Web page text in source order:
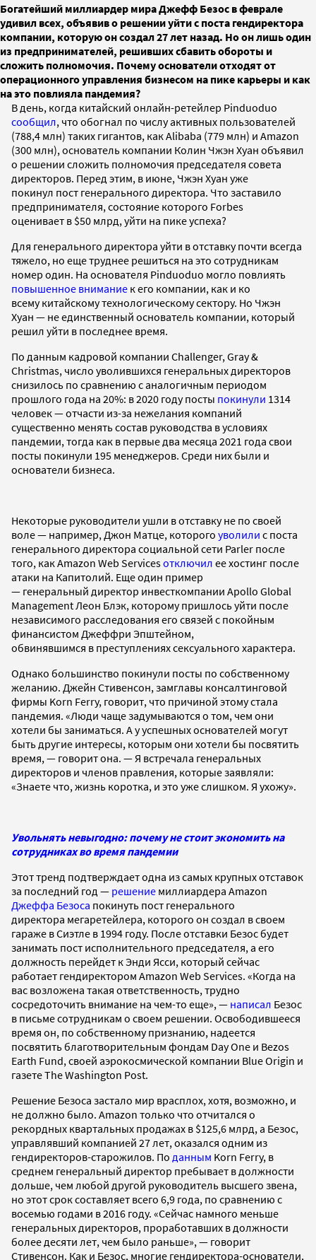
Богатейший миллиардер мира Джефф Безос в феврале
удивил всех, объявив о решении уйти с поста гендиректора
компании, которую он создал 27 лет назад. Но он лишь один
из предпринимателей, решивших сбавить обороты и
сложить полномочия. Почему основатели отходят от
операционного управления бизнесом на пике карьеры и как
на это повлияла пандемия?
В день, когда китайский онлайн-ретейлер Pinduoduo
сообщил, что обогнал по числу активных пользователей
(788,4 млн) таких гигантов, как Alibaba (779 млн) и Amazon
(300 млн), основатель компании Колин Чжэн Хуан объявил
о решении сложить полномочия председателя совета
директоров. Перед этим, в июне, Чжэн Хуан уже
покинул пост генерального директора. Что заставило
предпринимателя, состояние которого Forbes
оценивает в $50 млрд, уйти на пике успеха?
Для генерального директора уйти в отставку почти всегда
тяжело, но еще труднее решиться на это сотрудникам
номер один. На основателя Pinduoduo могло повлиять
повышенное внимание к его компании, как и ко
всему китайскому технологическому сектору. Но Чжэн
Хуан — не единственный основатель компании, который
решил уйти в последнее время.
По данным кадровой компании Challenger, Gray &
Christmas, число уволившихся генеральных директоров
снизилось по сравнению с аналогичным периодом
прошлого года на 20%: в 2020 году посты покинули 1314
человек — отчасти из-за нежелания компаний
существенно менять состав руководства в условиях
пандемии, тогда как в первые два месяца 2021 года свои
посты покинули 195 менеджеров. Среди них были и
основатели бизнеса.
Некоторые руководители ушли в отставку не по своей
воле — например, Джон Матце, которого уволили с поста
генерального директора социальной сети Parler после
того, как Amazon Web Servicesотключил ее хостинг после
атаки на Капитолий. Еще один пример
— генеральный директор инвесткомпании Apollo Global
Management Леон Блэк, которому пришлось уйти после
независимого расследования его связей с покойным
финансистом Джеффри Эпштейном,
обвинявшимся в преступлениях сексуального характера.
Однако большинство покинули посты по собственному
желанию. Джейн Стивенсон, замглавы консалтинговой
фирмы Korn Ferry, говорит, что причиной этому стала
пандемия. «Люди чаще задумываются о том, чем они
хотели бы заниматься. А у успешных основателей могут
быть другие интересы, которым они хотели бы посвятить
время, — говорит она. — Я встречала генеральных
директоров и членов правления, которые заявляли:
«Знаете что, жизнь коротка, и это уже слишком. Я ухожу».
Увольнять невыгодно: почему не стоит экономить на
сотрудниках во время пандемии
Этот тренд подтверждает одна из самых крупных отставок
за последний год — решение миллиардера Amazon
Джеффа Безоса покинуть пост генерального
директора мегаретейлера, которого он создал в своем
гараже в Сиэтле в 1994 году. После отставки Безос будет
занимать пост исполнительного председателя, а его
должность перейдет к Энди Ясси, который сейчас
работает гендиректором Amazon Web Services. «Когда на
вас возложена такая ответственность, трудно
сосредоточить внимание на чем-то еще», — написал Безос
в письме сотрудникам о своем решении. Освободившееся
время он, по собственному признанию, надеется
посвятить благотворительным фондам Day One и Bezos
Earth Fund, своей аэрокосмической компании Blue Origin и
газете The Washington Post.
Решение Безоса застало мир врасплох, хотя, возможно, и
не должно было. Amazon только что отчитался о
рекордных квартальных продажах в $125,6 млрд, а Безос,
управлявший компанией 27 лет, оказался одним из
гендиректоров-старожилов. По данным Korn Ferry, в
среднем генеральный директор пребывает в должности
дольше, чем любой другой руководитель высшего звена,
но этот срок составляет всего 6,9 года, по сравнению с
восемью годами в 2016 году. «Сейчас намного меньше
генеральных директоров, проработавших в должности
более десяти лет, чем было раньше», — говорит
Стивенсон. Как и Безос, многие гендиректора-основатели,